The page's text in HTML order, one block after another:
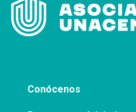
Conócenos